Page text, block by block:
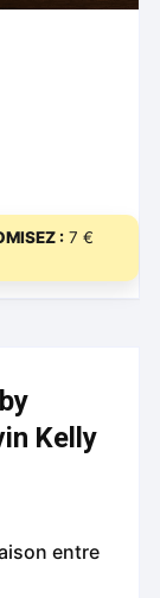
: 7 €
Kelly
entre